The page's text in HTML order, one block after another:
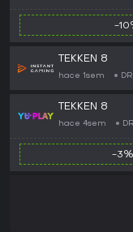
-
TEKKEN 8
hace 1sem
TEKKEN 8
hace 4sem
-